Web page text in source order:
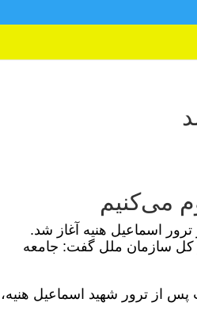
می‌کنیم
اسماعیل هنیه آغاز شد.
کل سازمان ملل گفت: جامعه
از ترور شهید اسماعیل هنیه،